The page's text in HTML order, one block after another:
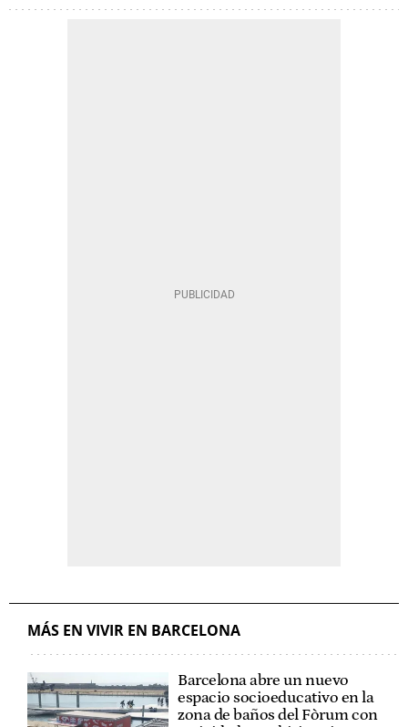
MÁS EN VIVIR EN BARCELONA
Barcelona abre un nuevo
espacio socioeducativo en la
zona de baños del Fòrum con